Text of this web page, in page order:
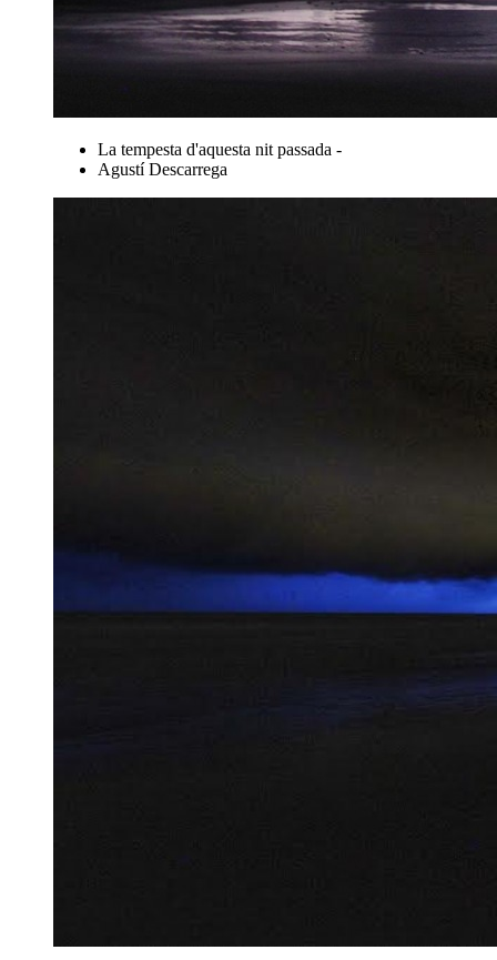
La tempesta d'aquesta nit passada -
Agustí Descarrega